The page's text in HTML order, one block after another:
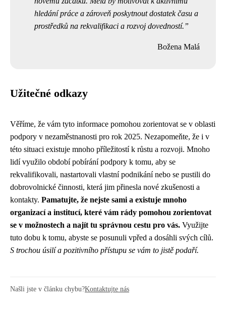
hledání práce a zároveň poskytnout dostatek času a
prostředků na rekvalifikaci a rozvoj dovedností.
Božena Malá
Užitečné odkazy
Věříme, že vám tyto informace pomohou zorientovat se v oblasti
podpory v nezaměstnanosti pro rok 2025. Nezapomeňte, že i v
této situaci existuje mnoho příležitostí k růstu a rozvoji. Mnoho
lidí využilo období pobírání podpory k tomu, aby se
rekvalifikovali, nastartovali vlastní podnikání nebo se pustili do
dobrovolnické činnosti, která jim přinesla nové zkušenosti a
kontakty. Pamatujte, že nejste sami a existuje mnoho
organizací a institucí, které vám rády pomohou zorientovat
se v možnostech a najít tu správnou cestu pro vás. Využijte
tuto dobu k tomu, abyste se posunuli vpřed a dosáhli svých cílů.
S trochou úsilí a pozitivního přístupu se vám to jistě podaří.
Našli jste v článku chybu?Kontaktujte nás